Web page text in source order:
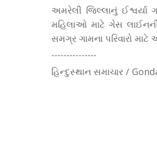
અમરેલી જિલ્લાનું
મહિલાઓ માટે ગેસ
સમગ્ર ગામના પરિવારો માટે
---------------
હિન્દુસ્થાન સમાચાર /